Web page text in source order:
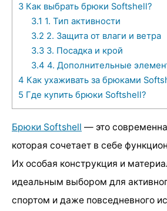
3 Как выбрать брюки Softshell?
3.1 1. Тип активности
3.2 2. Защита от влаги и ветра
3.3 3. Посадка и крой
3.4 4. Дополнительные
4 Как ухаживать за брюками
5 Где купить брюки Softshell?
Брюки Softshell — это
которая сочетает в себе
Их особая конструкция и
идеальным выбором для
спортом и даже повседневного